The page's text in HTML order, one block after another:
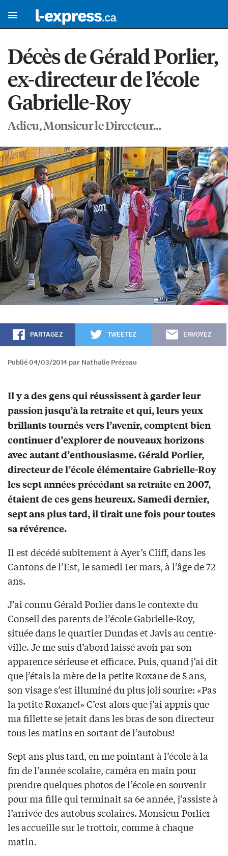
Décès de Gérald Porlier,
ex-directeur de l’école
Gabrielle-Roy
Adieu, Monsieur le Directeur…
PARTAGEZ TWEETEZ ENVOYEZ
Publié 04/03/2014 par Nathalie Prézeau
Il y a des gens qui réussissent à garder leur
passion jusqu’à la retraite et qui, leurs yeux
brillants tournés vers l’avenir, comptent bien
continuer d’explorer de nouveaux horizons
avec autant d’enthousiasme. Gérald Porlier,
directeur de l’école élémentaire Gabrielle-Roy
les sept années précédant sa retraite en 2007,
étaient de ces gens heureux. Samedi dernier,
sept ans plus tard, il tirait une fois pour toutes
sa révérence.
Il est décédé subitement à Ayer’s Cliff, dans les
Cantons de l’Est, le samedi 1er mars, à l’âge de 72
ans.
J’ai connu Gérald Porlier dans le contexte du
Conseil des parents de l’école Gabrielle-Roy,
située dans le quartier Dundas et Javis au centre-
ville. Je me suis d’abord laissé avoir par son
apparence sérieuse et efficace. Puis, quand j’ai dit
que j’étais la mère de la petite Roxane de 5 ans,
son visage s’est illuminé du plus joli sourire: «Pas
la petite Roxane!» C’est alors que j’ai appris que
ma fillette se jetait dans les bras de son directeur
tous les matins en sortant de l’autobus!
Sept ans plus tard, en me pointant à l’école à la
fin de l’année scolaire, caméra en main pour
prendre quelques photos de l’école en souvenir
pour ma fille qui terminait sa 6e année, j’assiste à
l’arrivée des autobus scolaires. Monsieur Porlier
les accueille sur le trottoir, comme à chaque
matin.